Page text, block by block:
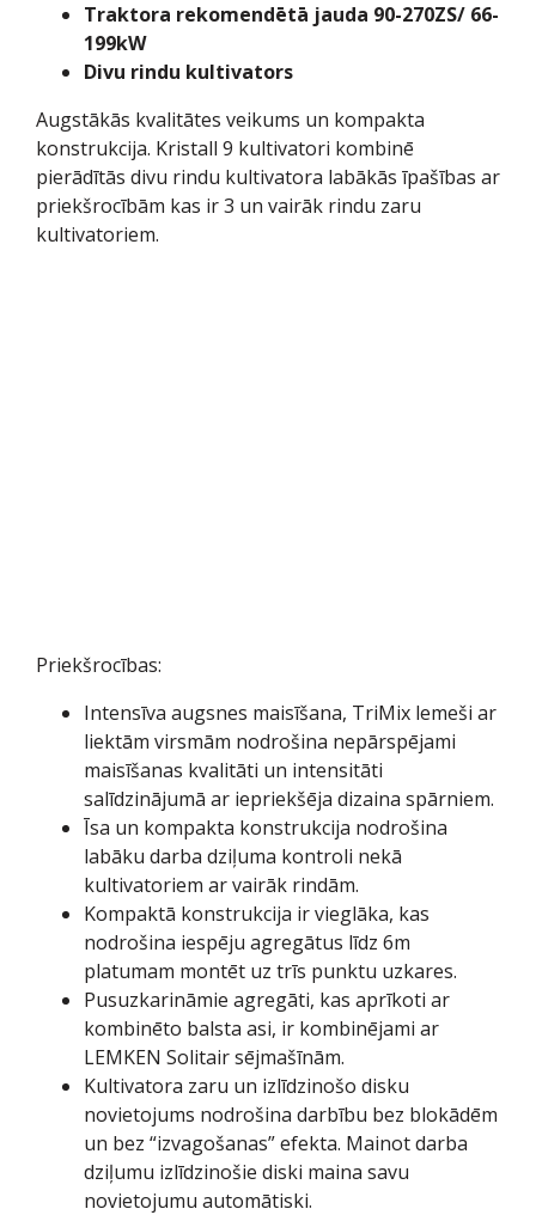
Traktora rekomendētā jauda 90-270ZS/ 66-
199kW
Divu rindu kultivators
Augstākās kvalitātes veikums un kompakta
konstrukcija. Kristall 9 kultivatori kombinē
pierādītās divu rindu kultivatora labākās īpašības ar
priekšrocībām kas ir 3 un vairāk rindu zaru
kultivatoriem.
Priekšrocības:
Intensīva augsnes maisīšana, TriMix lemeši ar
liektām virsmām nodrošina nepārspējami
maisīšanas kvalitāti un intensitāti
salīdzinājumā ar iepriekšēja dizaina spārniem.
Īsa un kompakta konstrukcija nodrošina
labāku darba dziļuma kontroli nekā
kultivatoriem ar vairāk rindām.
Kompaktā konstrukcija ir vieglāka, kas
nodrošina iespēju agregātus līdz 6m
platumam montēt uz trīs punktu uzkares.
Pusuzkarināmie agregāti, kas aprīkoti ar
kombinēto balsta asi, ir kombinējami ar
LEMKEN Solitair sējmašīnām.
Kultivatora zaru un izlīdzinošo disku
novietojums nodrošina darbību bez blokādēm
un bez “izvagošanas” efekta. Mainot darba
dziļumu izlīdzinošie diski maina savu
novietojumu automātiski.